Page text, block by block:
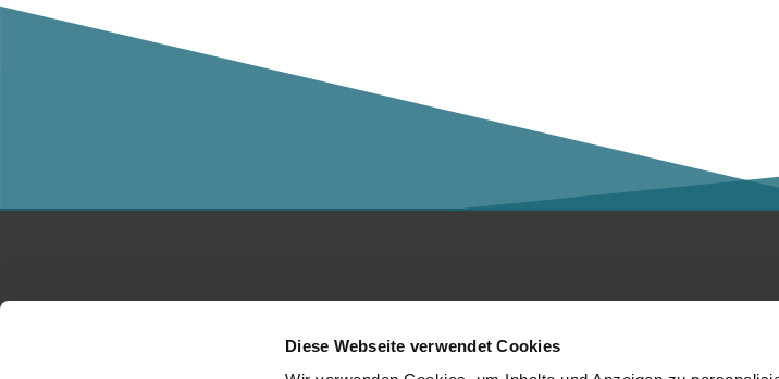
Diese Webseite verwendet Cookies
Für Unternehmen Über die Kalaidos FH